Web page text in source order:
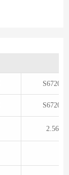
S6720-
S6720-
2.56